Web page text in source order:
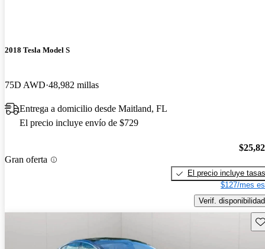
2018 Tesla Model S
75D AWD 48,982 millas
Entrega a domicilio desde Maitland, FL
El precio incluye envío de $729
Gran oferta
El precio incluye tasas
$127/mes
Verif. disponibilidad